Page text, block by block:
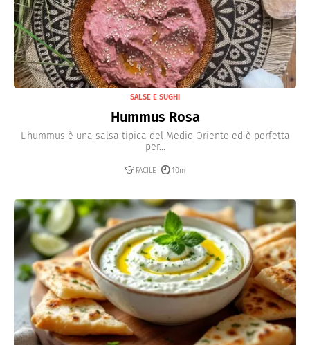
SALSE E SUGHI
Hummus Rosa
L'hummus è una salsa tipica del Medio Oriente ed è perfetta
per...
FACILE 10m